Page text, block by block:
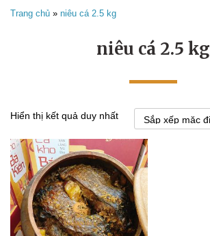
Trang chủ » niêu cá 2.5 kg
niêu cá 2.5 kg
Hiển thị kết quả duy nhất